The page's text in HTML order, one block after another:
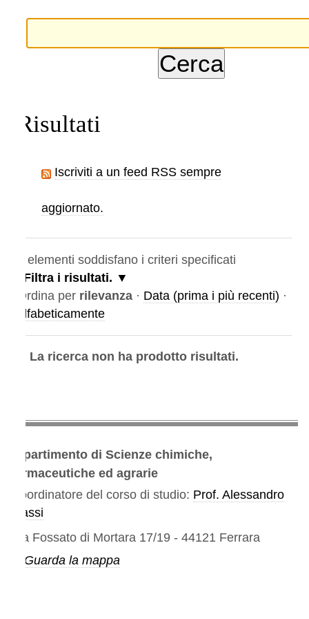
Iscriviti a un feed RSS sempre
aggiornato.
soddisfano i criteri specificati
i risultati.
per rilevanza · Data (prima i più recenti) ·
La ricerca non ha prodotto risultati.
di Scienze chimiche,
ed agrarie
del corso di studio:Prof. Alessandro
Fossato di Mortara 17/19 - 44121 Ferrara
la mappa